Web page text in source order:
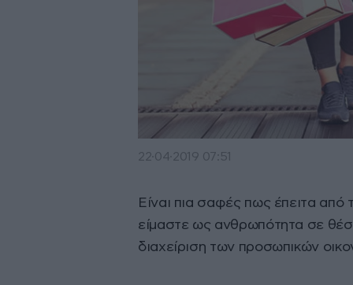
22·04·2019 07:51
Είναι πια σαφές πως έπειτα
είμαστε ως ανθρωπότητα σε
διαχείριση των προσωπικών